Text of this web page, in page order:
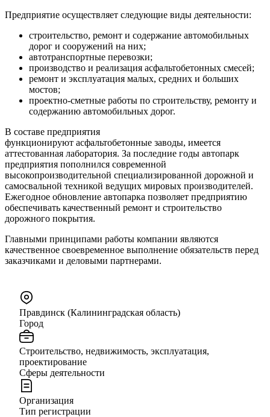
Предприятие осуществляет следующие виды деятельности:
строительство, ремонт и содержание автомобильных
дорог и сооружений на них;
автотранспортные перевозки;
производство и реализация асфальтобетонных смесей;
ремонт и эксплуатация малых, средних и больших
мостов;
проектно-сметные работы по строительству, ремонту и
содержанию автомобильных дорог.
В составе предприятия
функционируют асфальтобетонные заводы, имеется
аттестованная лаборатория. За последние годы автопарк
предприятия пополнился современной
высокопроизводительной специализированной дорожной и
самосвальной техникой ведущих мировых производителей.
Ежегодное обновление автопарка позволяет предприятию
обеспечивать качественный ремонт и строительство
дорожного покрытия.
Главными принципами работы компании являются
качественное своевременное выполнение обязательств перед
заказчиками и деловыми партнерами.
Правдинск (Калининградская область)
Город
Строительство, недвижимость, эксплуатация,
проектирование
Сферы деятельности
Организация
Тип регистрации